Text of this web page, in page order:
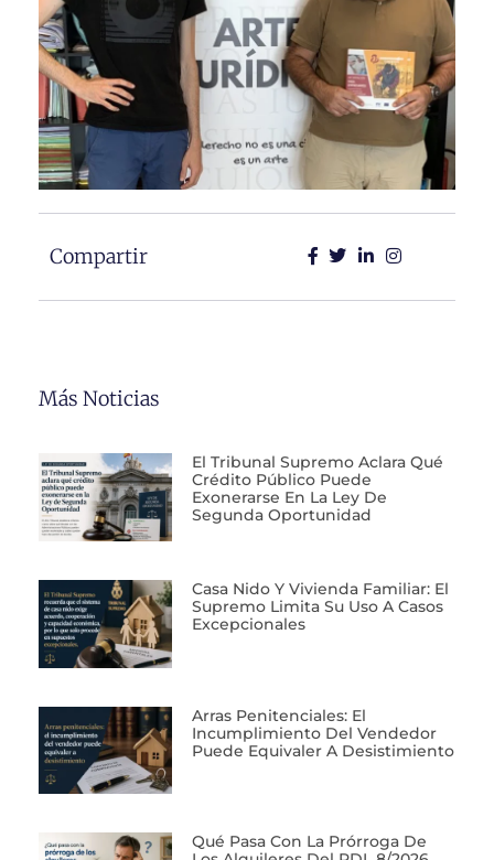
Compartir
Más Noticias
El Tribunal Supremo Aclara Qué
Crédito Público Puede
Exonerarse En La Ley De
Segunda Oportunidad
Casa Nido Y Vivienda Familiar: El
Supremo Limita Su Uso A Casos
Excepcionales
Arras Penitenciales: El
Incumplimiento Del Vendedor
Puede Equivaler A Desistimiento
Qué Pasa Con La Prórroga De